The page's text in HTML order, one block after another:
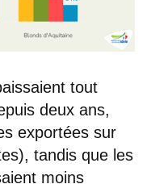
tout
deux ans,
exportées sur
tandis que les
moins